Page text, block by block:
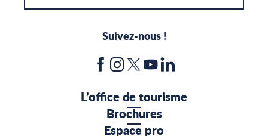
Suivez-nous !
L’office de tourisme
Brochures
Espace pro